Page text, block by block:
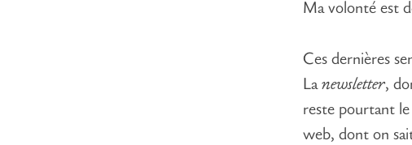
Ma volonté est
Ces dernières
Lanewsletter,
reste pourtant le
web, dont on